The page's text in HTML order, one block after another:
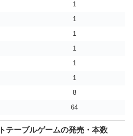
1
1
1
1
1
1
8
64
テーブルゲームの発売・本数